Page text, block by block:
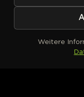
Kein
Weitere